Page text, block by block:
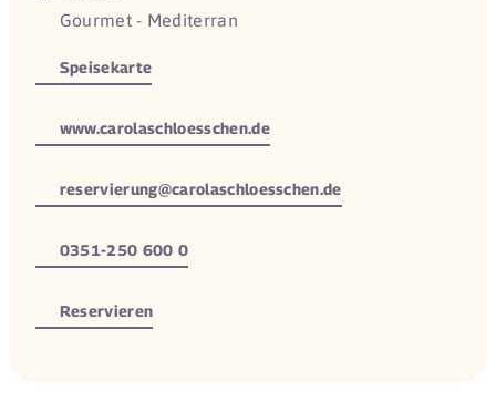
Gourmet - Mediterran
Speisekarte
www.carolaschloesschen.de
reservierung@carolaschloesschen.de
0351-250 600 0
Reservieren